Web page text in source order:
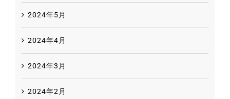
2024年5月
2024年4月
2024年3月
2024年2月